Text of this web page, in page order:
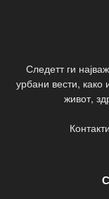
Следетт ги
урбани вести, како
живот,